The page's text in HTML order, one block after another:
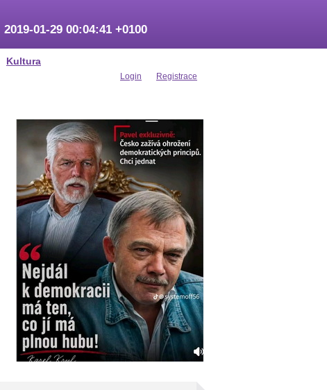
Kultura
2019-01-29 00:04:41 +0100
Login Registrace